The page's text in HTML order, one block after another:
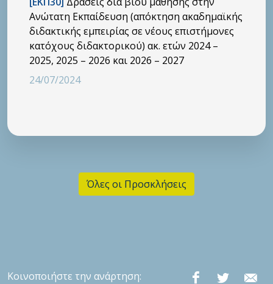
Ανώτατη Εκπαίδευση (απόκτηση ακαδημαϊκής
διδακτικής εμπειρίας σε νέους επιστήμονες
κατόχους διδακτορικού) ακ. ετών 2024 –
2025, 2025 – 2026 και 2026 – 2027
24/07/2024
Όλες οι Προσκλήσεις
Κοινοποιήστε την ανάρτηση: